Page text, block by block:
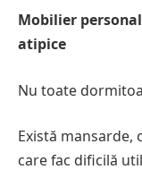
Mobilier
atipice
Nu toate
Există mansarde,
care fac dificilă